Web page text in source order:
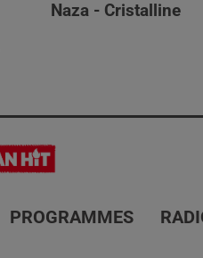
Naza - Cristalline
PROGRAMMES